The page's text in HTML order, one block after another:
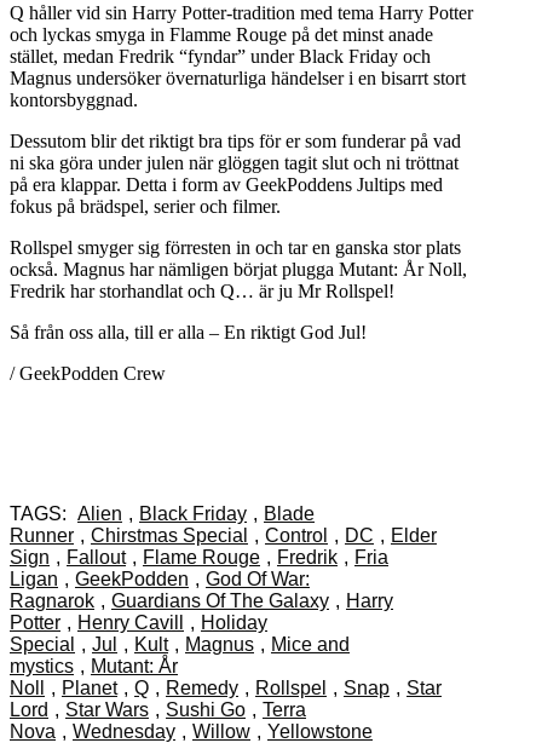
Q håller vid sin Harry Potter-tradition med tema Harry Potter
och lyckas smyga in Flamme Rouge på det minst anade
stället, medan Fredrik “fyndar” under Black Friday och
Magnus undersöker övernaturliga händelser i en bisarrt stort
kontorsbyggnad.
Dessutom blir det riktigt bra tips för er som funderar på vad
ni ska göra under julen när glöggen tagit slut och ni tröttnat
på era klappar. Detta i form av GeekPoddens Jultips med
fokus på brädspel, serier och filmer.
Rollspel smyger sig förresten in och tar en ganska stor plats
också. Magnus har nämligen börjat plugga Mutant: År Noll,
Fredrik har storhandlat och Q… är ju Mr Rollspel!
Så från oss alla, till er alla – En riktigt God Jul!
/ GeekPodden Crew
TAGS: Alien , Black Friday , Blade
Runner , Chirstmas Special , Control , DC , Elder
Sign , Fallout , Flame Rouge , Fredrik , Fria
Ligan , GeekPodden , God Of War:
Ragnarok , Guardians Of The Galaxy , Harry
Potter , Henry Cavill , Holiday
Special
, Jul , Kult , Magnus , Mice and
mystics , Mutant: År
Noll
, Planet , Q , Remedy , Rollspel , Snap , Star
Lord , Star Wars , Sushi Go , Terra
Nova , Wednesday , Willow , Yellowstone